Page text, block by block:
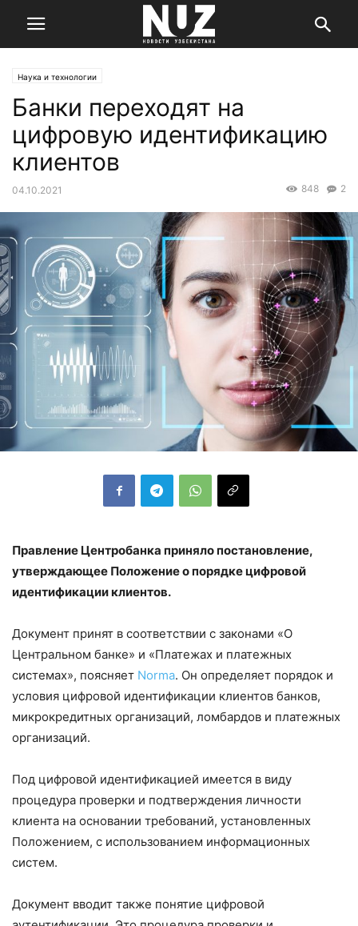
Наука и технологии
Банки переходят на
цифровую идентификацию
клиентов
04.10.2021 2
848
Правление Центробанка приняло постановление,
утверждающее Положение о порядке цифровой
идентификации клиентов.
Документ принят в соответствии с законами «О
Центральном банке» и «Платежах и платежных
системах», поясняет Norma. Он определяет порядок и
условия цифровой идентификации клиентов банков,
микрокредитных организаций, ломбардов и платежных
организаций.
Под цифровой идентификацией имеется в виду
процедура проверки и подтверждения личности
клиента на основании требований, установленных
Положением, с использованием информационных
систем.
Документ вводит также понятие цифровой